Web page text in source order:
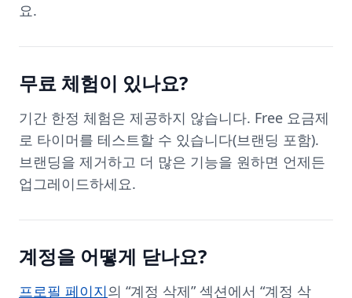
요.
무료 체험이 있나요?
기간 한정 체험은 제공하지 않습니다. Free 요금제
로 타이머를 테스트할 수 있습니다(브랜딩 포함).
브랜딩을 제거하고 더 많은 기능을 원하면 언제든
업그레이드하세요.
계정을 어떻게 닫나요?
프로필 페이지의 “계정 삭제” 섹션에서 “계정 삭